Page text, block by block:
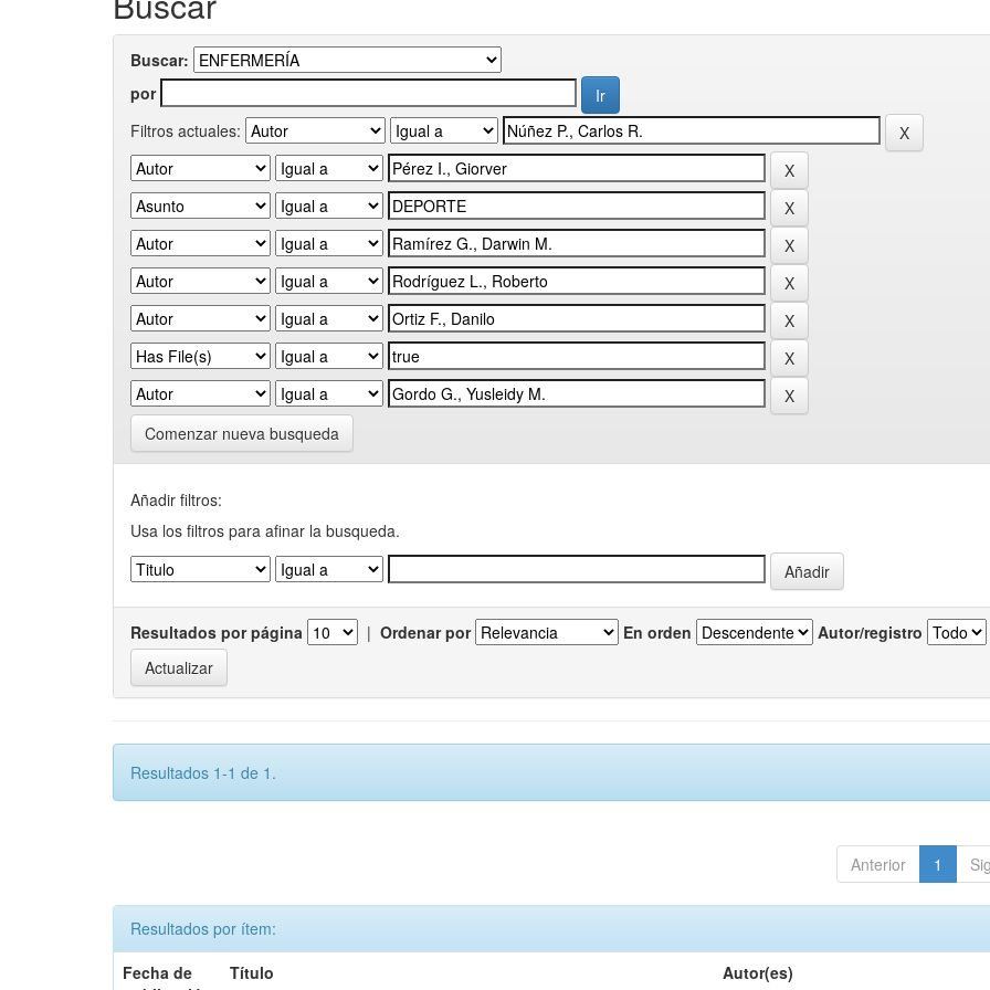
Buscar:
por
Filtros actuales:
Comenzar nueva busqueda
Añadir filtros:
Usa los filtros para afinar la busqueda.
Resultados por página | Ordenar por En orden Autor/registro
Resultados 1-1 de 1.
Anterior 1
Resultados por ítem:
Fecha de
Título Autor(es)